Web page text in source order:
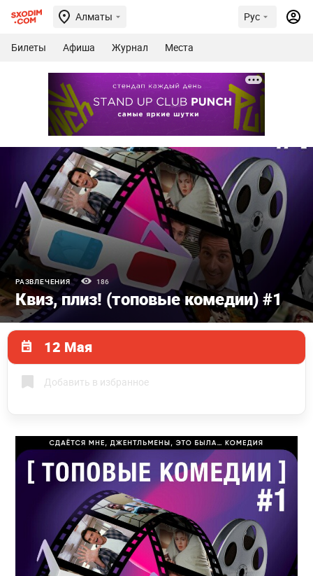
Алматы Рус
Билеты Афиша Журнал Места
РАЗВЛЕЧЕНИЯ 186
Квиз, плиз! (топовые комедии) #1
12 Мая
Добавить в избранное